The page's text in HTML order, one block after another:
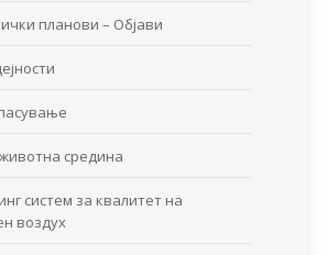
планови – Објави
средина
систем за квалитет на
воздух